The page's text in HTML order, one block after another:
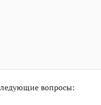
вопросы: